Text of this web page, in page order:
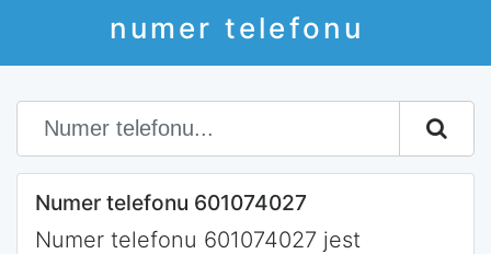
numer telefonu
Numer telefonu 601074027
Numer telefonu 601074027 jest